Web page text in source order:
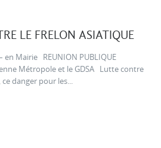
LE FRELON ASIATIQUE
en Mairie REUNION PUBLIQUE
Métropole et le GDSA Lutte contre
danger pour les...